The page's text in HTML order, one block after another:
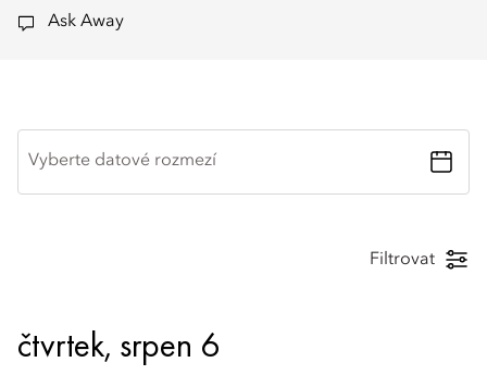
Ask Away
Vyberte datové rozmezí
Filtrovat
čtvrtek, srpen 6